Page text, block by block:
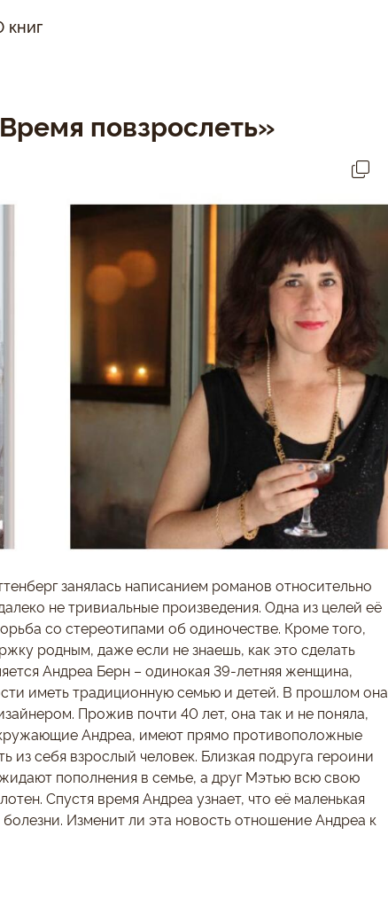
книг
повзрослеть»
занялась написанием романов относительно
не тривиальные произведения. Одна из целей её
со стереотипами об одиночестве. Кроме того,
родным, даже если не знаешь, как это сделать
Андреа Берн – одинокая 39-летняя женщина,
иметь традиционную семью и детей. В прошлом она
Прожив почти 40 лет, она так и не поняла,
Андреа, имеют прямо противоположные
из себя взрослый человек. Близкая подруга героини
пополнения в семье, а друг Мэтью всю свою
Спустя время Андреа узнает, что её маленькая
Изменит ли эта новость отношение Андреа к